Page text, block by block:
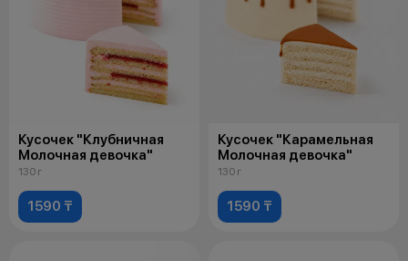
Кусочек "Клубничная
Молочная девочка"
130 г
1590 ₸
Кусочек "Карамельная
Молочная девочка"
130 г
1590 ₸